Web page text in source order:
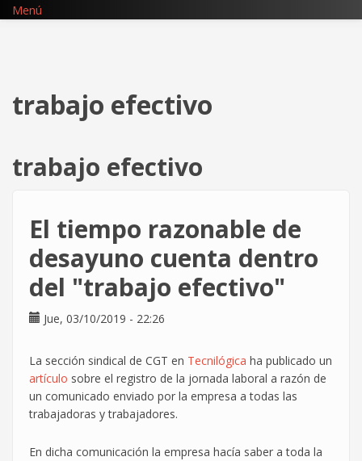
Pasar
Menú
trabajo efectivo
trabajo efectivo
El tiempo razonable de
desayuno cuenta dentro
del "trabajo efectivo"
Jue, 03/10/2019 - 22:26
La sección sindical de CGT en Tecnilógica ha publicado un
artículo sobre el registro de la jornada laboral a razón de
un comunicado enviado por la empresa a todas las
trabajadoras y trabajadores.
En dicha comunicación la empresa hacía saber a toda la